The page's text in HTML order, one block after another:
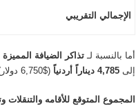
الإجمالي التقريبي
أما بالنسبة لـ تذاكر الضيافة المميزة
إلى 4,785 ديناراً أردنياً ($6,750 دولار)!